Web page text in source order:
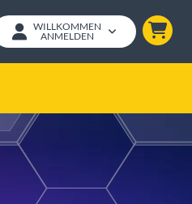
WILLKOMMEN
ANMELDEN